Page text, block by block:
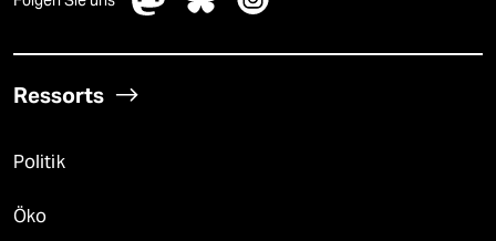
Ressorts
Politik
Öko